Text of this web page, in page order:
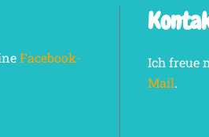
Facebook-
Ich freue
Mail.